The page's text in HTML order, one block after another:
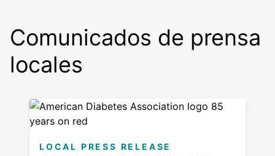
Comunicados de prensa
locales
LOCAL PRESS RELEASE